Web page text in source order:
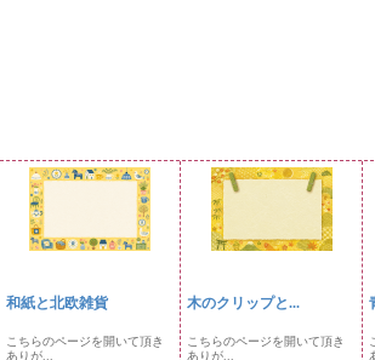
和紙と北欧雑貨
こちらのページを開いて頂き
ありが...
木のクリップと...
こちらのページを開いて頂き
ありが...